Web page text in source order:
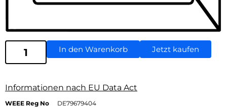
In den Warenkorb Jetzt kaufen
Informationen nach EU Data Act
WEEE Reg No
DE79679404